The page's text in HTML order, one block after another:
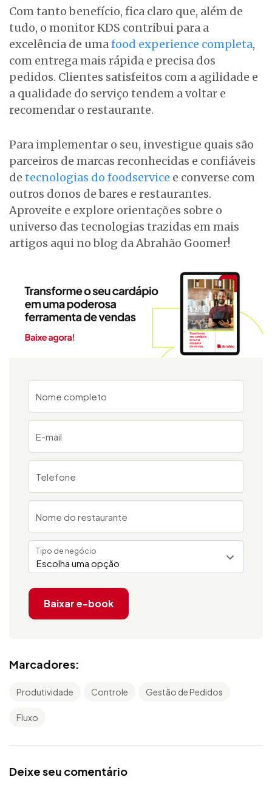
Com tanto benefício, fica claro que, além de
tudo, o monitor KDS contribui para a
excelência de umafood experience completa,
com entrega mais rápida e precisa dos
pedidos. Clientes satisfeitos com a agilidade e
a qualidade do serviço tendem a voltar e
recomendar o restaurante.
Para implementar o seu, investigue quais são
parceiros de marcas reconhecidas e confiáveis
de tecnologias do foodservice e converse com
outros donos de bares e restaurantes.
Aproveite e explore orientações sobre o
universo das tecnologias trazidas em mais
artigos aqui no blog da Abrahão Goomer!
Nome completo
E-mail
Telefone
Nome do restaurante
Escolha uma opção
Tipo de negócio
Baixar e-book
Marcadores:
Produtividade Controle Gestão de Pedidos
Fluxo
Deixe seu comentário